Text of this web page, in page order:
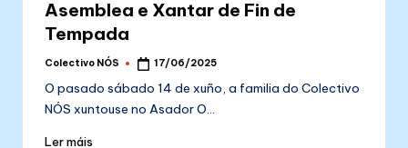
Asemblea e Xantar de Fin de
Tempada
Posted
Colectivo NÓS 17/06/2025
O pasado sábado 14 de xuño, a familia do Colectivo
NÓS xuntouse no Asador O…
Ler máis